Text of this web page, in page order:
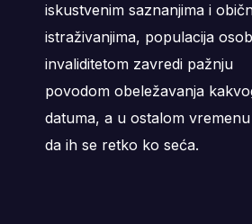
iskustvenim saznanjima i
istraživanjima, populacija
invaliditetom zavredi pažnju
povodom obeležavanja
datuma, a u ostalom
da ih se retko ko seća.